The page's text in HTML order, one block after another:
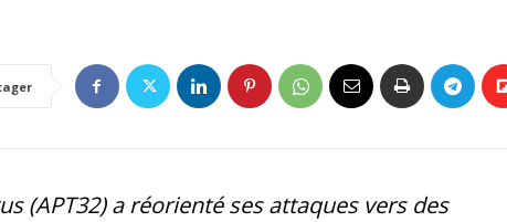
(APT32) a réorienté ses attaques vers des